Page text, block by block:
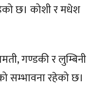
छ। कोशी र मधेश
गण्डकी र लुम्बिनी
सम्भावना रहेको छ।